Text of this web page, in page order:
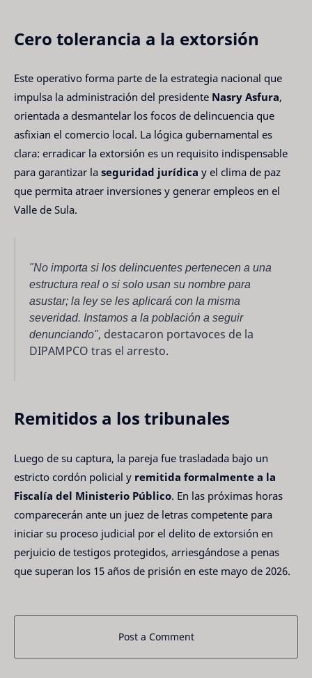
Cero tolerancia a la extorsión
Este operativo forma parte de la estrategia nacional que
impulsa la administración del presidente Nasry Asfura,
orientada a desmantelar los focos de delincuencia que
asfixian el comercio local. La lógica gubernamental es
clara: erradicar la extorsión es un requisito indispensable
para garantizar la seguridad jurídica y el clima de paz
que permita atraer inversiones y generar empleos en el
Valle de Sula.
"No importa si los delincuentes pertenecen a una
estructura real o si solo usan su nombre para
asustar; la ley se les aplicará con la misma
severidad. Instamos a la población a seguir
denunciando", destacaron portavoces de la
DIPAMPCO tras el arresto.
Remitidos a los tribunales
Luego de su captura, la pareja fue trasladada bajo un
estricto cordón policial y remitida formalmente a la
Fiscalía del Ministerio Público. En las próximas horas
comparecerán ante un juez de letras competente para
iniciar su proceso judicial por el delito de extorsión en
perjuicio de testigos protegidos, arriesgándose a penas
que superan los 15 años de prisión en este mayo de 2026.
Post a Comment